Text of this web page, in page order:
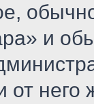
и
него